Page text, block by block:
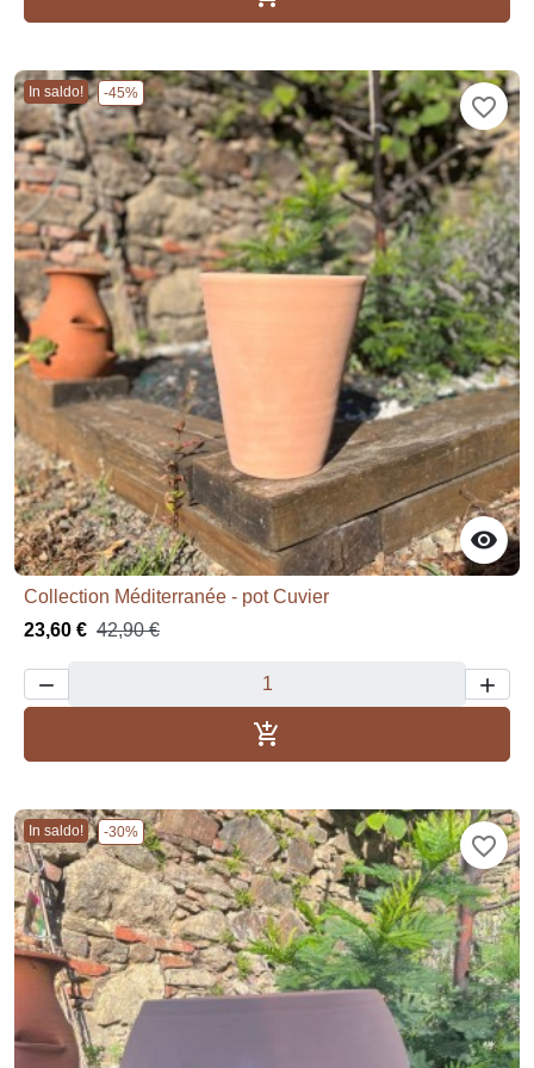
In saldo! -45%

favorite_border
Collection Méditerranée - pot Cuvier
23,60 € 42,90 €
 

In saldo! -30%
favorite_border